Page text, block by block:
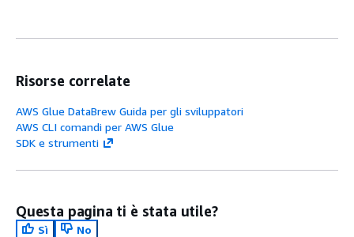
Risorse correlate
AWS Glue DataBrew Guida per gli sviluppatori
AWS CLI comandi per AWS Glue
SDK e strumenti
Questa pagina ti è stata utile?
Sì
No